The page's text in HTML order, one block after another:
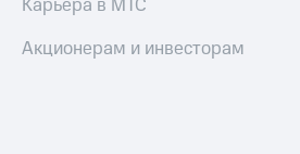
Карьера в МТС
Акционерам и инвесторам